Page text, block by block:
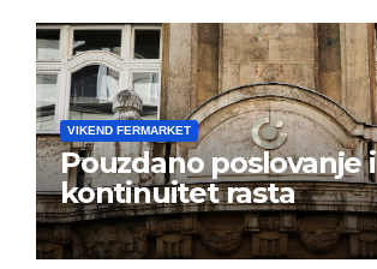
VIKEND FERMARKET
Pouzdano poslovanje i
kontinuitet rasta